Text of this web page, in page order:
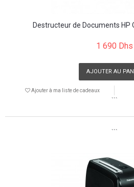
Destructeur de Documents HP
1 690 Dhs
AJOUTER AU
Ajouter à ma liste de cadeaux
```
```